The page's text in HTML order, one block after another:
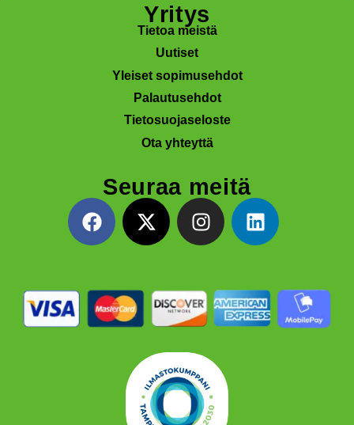
Yritys
Tietoa meistä
Uutiset
Yleiset sopimusehdot
Palautusehdot
Tietosuojaseloste
Ota yhteyttä
Seuraa meitä